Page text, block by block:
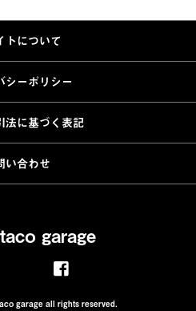
トについて
シーポリシー
法に基づく表記
い合わせ
garage
garage all rights reserved.